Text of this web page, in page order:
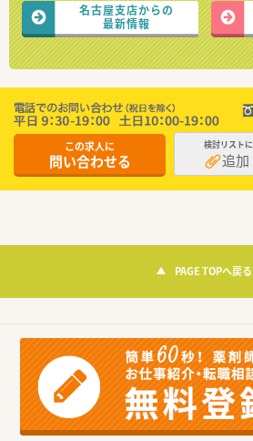
名古屋支店からの
最新情報
この求人に
問い合わせる
検討リストに
追加
PAGE TOPへ戻る